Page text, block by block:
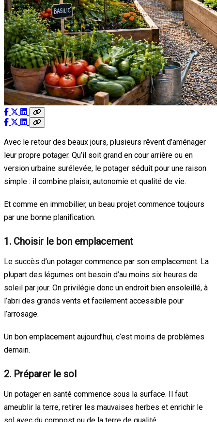
Avec le retour des beaux jours, plusieurs rêvent d’aménager
leur propre potager. Qu’il soit grand en cour arrière ou en
version urbaine surélevée, le potager séduit pour une raison
simple : il combine plaisir, autonomie et qualité de vie.
Et comme en immobilier, un beau projet commence toujours
par une bonne planification.
1. Choisir le bon emplacement
Le succès d’un potager commence par son emplacement. La
plupart des légumes ont besoin d’au moins six heures de
soleil par jour. On privilégie donc un endroit bien ensoleillé, à
l’abri des grands vents et facilement accessible pour
l’arrosage.
Un bon emplacement aujourd’hui, c’est moins de problèmes
demain.
2. Préparer le sol
Un potager en santé commence sous la surface. Il faut
ameublir la terre, retirer les mauvaises herbes et enrichir le